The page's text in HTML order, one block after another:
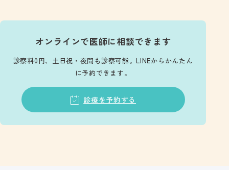
オンラインで医師に相談できます
診察料0円、土日祝・夜間も診察可能。LINEからかんたん
に予約できます。
診療を予約する